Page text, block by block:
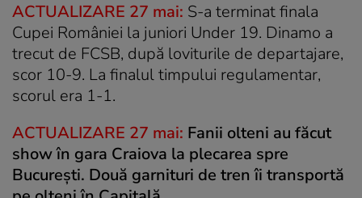
ACTUALIZARE 27 mai: S-a terminat finala
Cupei României la juniori Under 19. Dinamo a
trecut de FCSB, după loviturile de departajare,
scor 10-9. La finalul timpului regulamentar,
scorul era 1-1.
ACTUALIZARE 27 mai: Fanii olteni au făcut
show în gara Craiova la plecarea spre
București. Două garnituri de tren îi transportă